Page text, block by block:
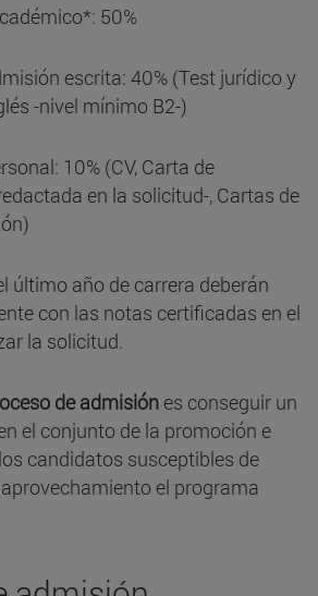
50%
escrita: 40% (Test jurídico y
-nivel mínimo B2-)
10% (CV, Carta de
en la solicitud-, Cartas de
último año de carrera deberán
con las notas certificadas en el
la solicitud.
de admisión es conseguir un
el conjunto de la promoción e
candidatos susceptibles de
el programa